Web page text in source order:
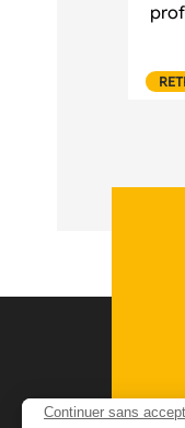
Continuer sans